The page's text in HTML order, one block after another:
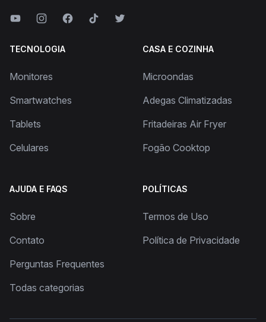
TECNOLOGIA
Monitores
Smartwatches
Tablets
Celulares
CASA E COZINHA
Microondas
Adegas Climatizadas
Fritadeiras Air Fryer
Fogão Cooktop
AJUDA E FAQS
Sobre
Contato
Perguntas Frequentes
Todas categorias
POLÍTICAS
Termos de Uso
Política de Privacidade